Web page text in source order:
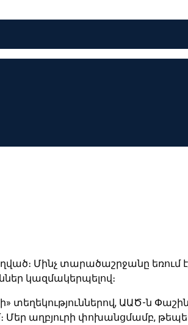
Մինչ տարածաշրջանը եռում
կազմակերպելով։
տեղեկություններով, ԱԱԾ-ն
Մեր աղբյուրի փոխանցմամբ,